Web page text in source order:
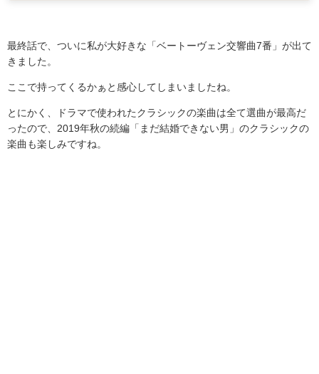
最終話で、ついに私が大好きな「ベートーヴェン交響曲7番」が出て
きました。
ここで持ってくるかぁと感心してしまいましたね。
とにかく、ドラマで使われたクラシックの楽曲は全て選曲が最高だ
ったので、 2019年秋の続編「まだ結婚できない男」のクラシックの
楽曲も楽しみですね。